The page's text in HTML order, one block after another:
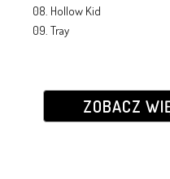
08. Hollow Kid
09. Tray
ZOBACZ